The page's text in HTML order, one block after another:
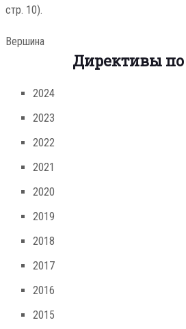
стр. 10).
Вершина
Директивы
2024
2023
2022
2021
2020
2019
2018
2017
2016
2015